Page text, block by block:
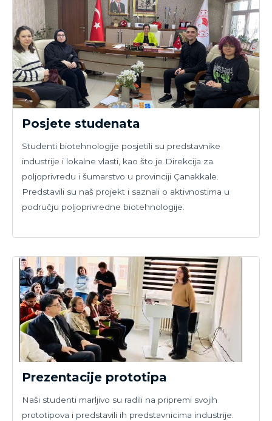
Posjete studenata
Studenti biotehnologije posjetili su predstavnike
industrije i lokalne vlasti, kao što je Direkcija za
poljoprivredu i šumarstvo u provinciji Çanakkale.
Predstavili su naš projekt i saznali o aktivnostima u
području poljoprivredne biotehnologije.
Prezentacije prototipa
Naši studenti marljivo su radili na pripremi svojih
prototipova i predstavili ih predstavnicima industrije.